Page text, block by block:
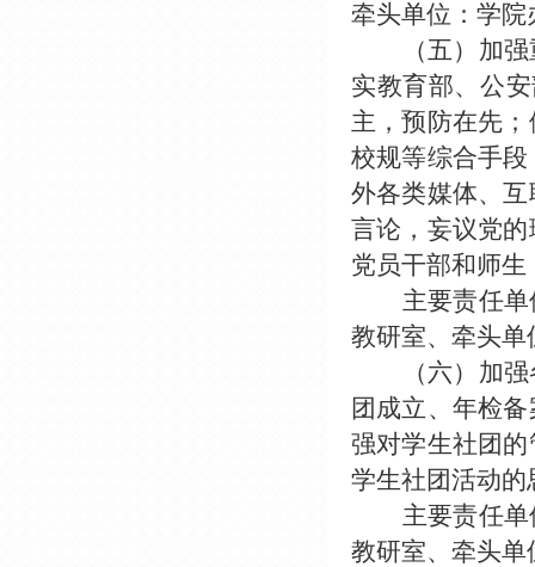
牵头单位：学院
（五）加
实教育部、公
主，预防在先
校规等综合手
外各类媒体、
言论，妄议党
党员干部和师
主要责任
教研室、牵头
（六）加
团成立、年检
强对学生社团
学生社团活动
主要责任
教研室、牵头